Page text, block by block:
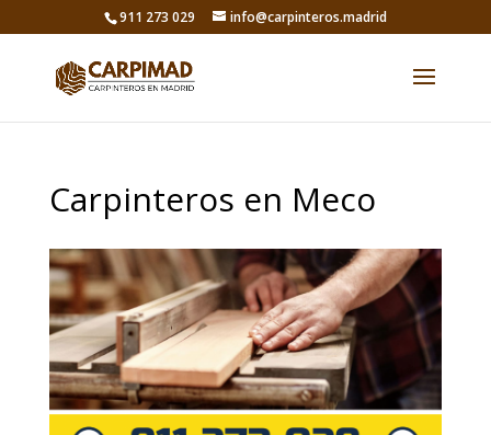
911 273 029 info@carpinteros.madrid
Carpinteros en Meco